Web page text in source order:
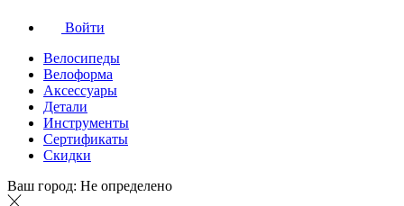
Войти
Велосипеды
Велоформа
Аксессуары
Детали
Инструменты
Сертификаты
Скидки
Ваш город: Не определено